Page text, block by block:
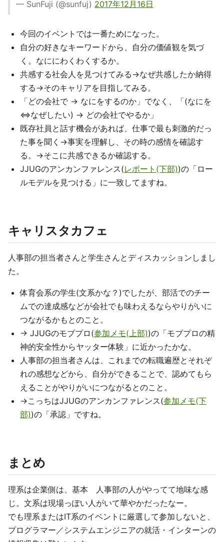
— SunFuji (@sunfuj) 2017年12月16日
今回のイベントでは一番ためになった。
自分の好きなキーワードから、自分の価値観を気づ
く。なににわくわくするか。
共感する社会人を見つけてみる→なぜ共感したか納得
する→そのキャリアを目指してみる。
「どの会社で → なにをするのか」でなく、「(なにを
⇔なぜしたい) → どの会社でやるか」
既存社員と話す機会があれば、仕事で最も刺激的だっ
た事を聞く→事実を理解し、その時の感情を確認す
る。→そこに共感できるか確認する。
JJUGのアンカンファレンス(レポート(下部))の「ロー
ルモデルを見つける」に一致してますね。
キャリスタカフェ
人事部の担当者さんと学生さんとディスカッションしまし
た。
体育会系の学生(文系かな？)でしたが、部活でのチー
ムでの達成感などが会社でも味わえるならやりがいに
つながるかもとのこと。
→ JJUGのモブプロ(参加メモ(上部))の「モブプロの精
神的安全性からヤッター体験」に近かったかな。
人事部の担当者さんは、これまでの転職遍歴とそれぞ
れの感想などから、自分ができることで、認めてもら
えることがやりがいにつながるとのこと。
→こっちはJJUGのアンカンファレンス(参加メモ(下
部))の「承認」ですね。
まとめ
理系は企業側は、基本 人事部の人がやってて地味な感
じ。文系は現場っぽい人がいて華やかだったなー。
でも理系またはIT系のイベントに厳選して参加しないと、
プログラマー／システムエンジニアの就活・インターンの